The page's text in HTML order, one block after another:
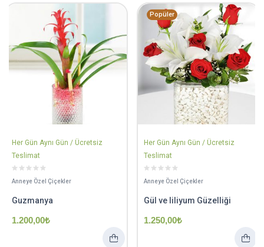
Her Gün Aynı Gün / Ücretsiz
Teslimat
Anneye Özel Çiçekler
Guzmanya
1.200,00₺
Popüler
Her Gün Aynı Gün / Ücretsiz
Teslimat
Anneye Özel Çiçekler
Gül ve liliyum Güzelliği
1.250,00₺